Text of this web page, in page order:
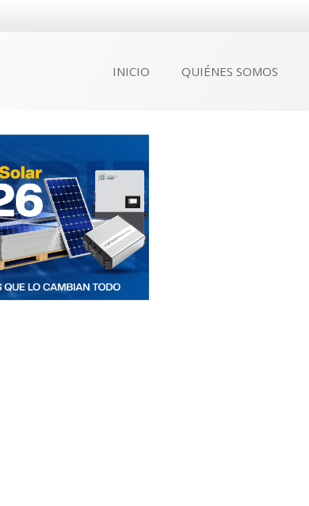
INICIO QUIÉNES SOMOS